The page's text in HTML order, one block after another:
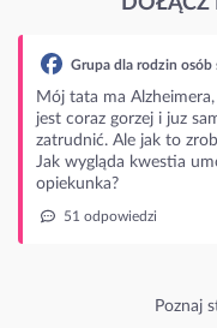
Grupa dla rodzin osób
Mój tata ma
jest coraz gorzej i juz
zatrudnić. Ale jak to
Jak wygląda kwestia
opiekunka?
51 odpowiedzi
Poznaj